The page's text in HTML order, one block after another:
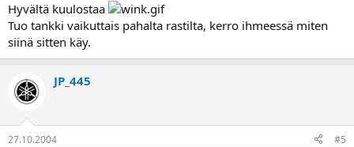
Hyvältä kuulostaa
Tuo tankki vaikuttais pahalta rastilta, kerro ihmeessä miten
siinä sitten käy.
JP_445
27.10.2004 #5